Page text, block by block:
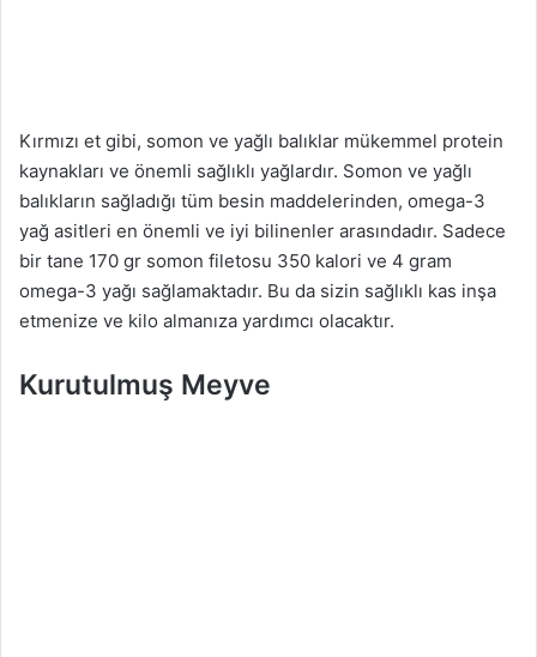
Kırmızı et gibi, somon ve yağlı balıklar mükemmel protein
kaynakları ve önemli sağlıklı yağlardır. Somon ve yağlı
balıkların sağladığı tüm besin maddelerinden, omega-3
yağ asitleri en önemli ve iyi bilinenler arasındadır. Sadece
bir tane 170 gr somon filetosu 350 kalori ve 4 gram
omega-3 yağı sağlamaktadır. Bu da sizin sağlıklı kas inşa
etmenize ve kilo almanıza yardımcı olacaktır.
Kurutulmuş Meyve